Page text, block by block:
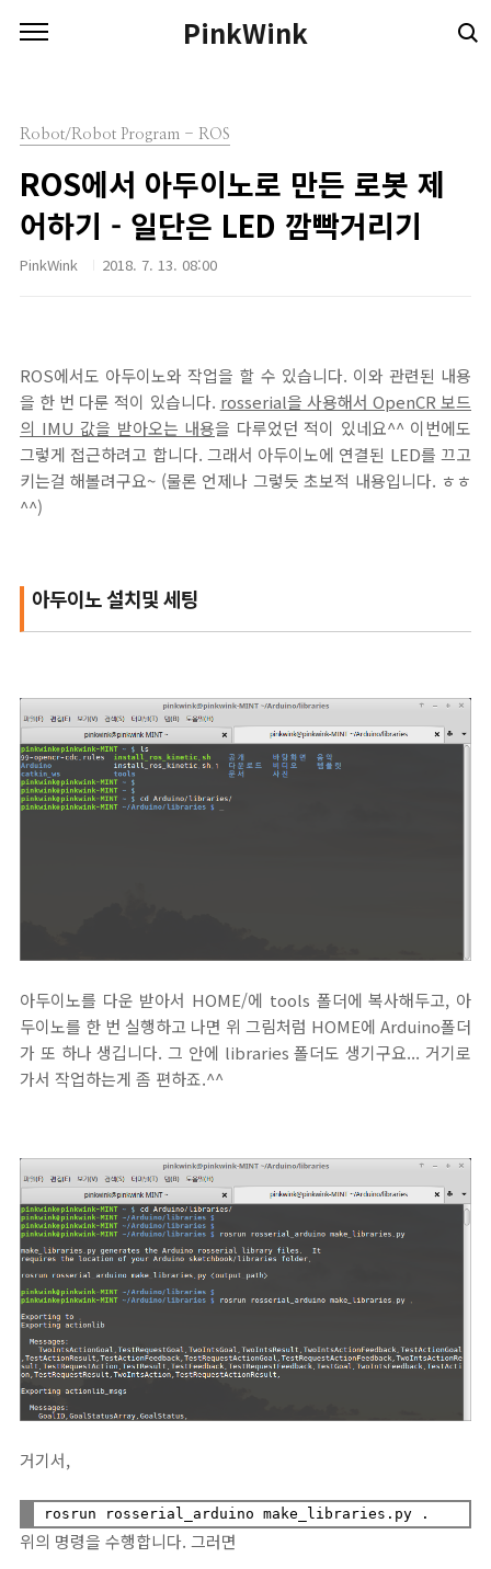
PinkWink
Robot/Robot Program - ROS
ROS에서 아두이노로 만든 로봇 제
어하기 - 일단은 LED 깜빡거리기
PinkWink 2018. 7. 13. 08:00
ROS에서도 아두이노와 작업을 할 수 있습니다. 이와 관련된 내용
을 한 번 다룬 적이 있습니다. rosserial을 사용해서 OpenCR 보드
의 IMU 값을 받아오는 내용을 다루었던 적이 있네요^^ 이번에도
그렇게 접근하려고 합니다. 그래서 아두이노에 연결된 LED를 끄고
키는걸 해볼려구요~ (물론 언제나 그렇듯 초보적 내용입니다. ㅎㅎ
^^)
아두이노 설치및 세팅
아두이노를 다운 받아서 HOME/에 tools 폴더에 복사해두고, 아
두이노를 한 번 실행하고 나면 위 그림처럼 HOME에 Arduino폴더
가 또 하나 생깁니다. 그 안에 libraries 폴더도 생기구요... 거기로
가서 작업하는게 좀 편하죠.^^
거기서,
위의 명령을 수행합니다. 그러면